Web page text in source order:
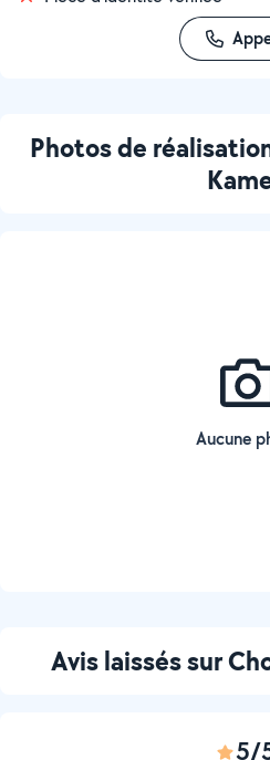
Photos de
Aucune
Avis laissés sur
5/